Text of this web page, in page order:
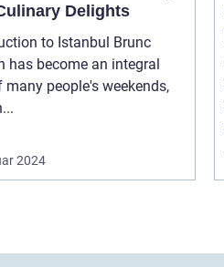
Delights
to Istanbul Brunc
has become an integral
many people's weekends,
2024